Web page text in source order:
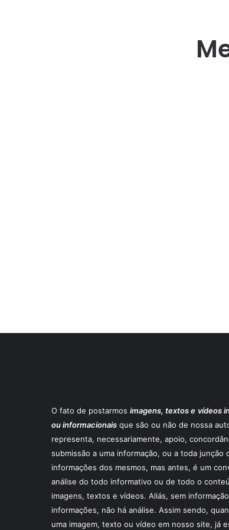
O fato de postarmos imagens, textos e vídeos
ou informacionais que são ou não de nossa
representa, necessariamente, apoio,
submissão a uma informação, ou a toda junção
informações dos mesmos, mas antes, é um
análise do todo informativo ou de todo o
imagens, textos e vídeos. Aliás, sem
informações, não há análise. Assim sendo,
uma imagem, texto ou vídeo em nosso site, já